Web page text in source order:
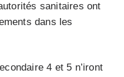
sanitaires ont
dans les
4 et 5 n’iront